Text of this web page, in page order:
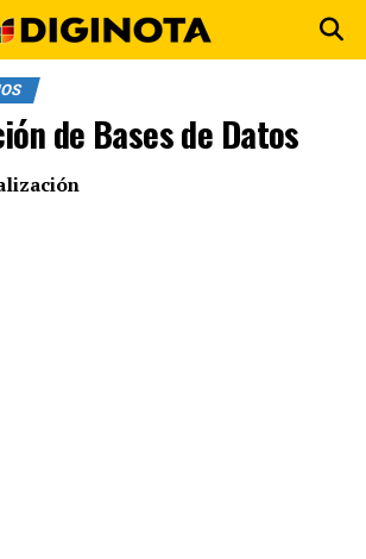
de Bases de Datos